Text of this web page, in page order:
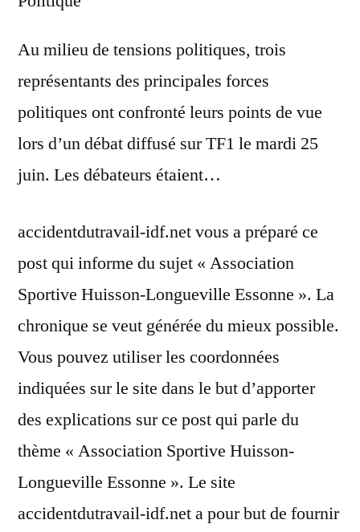
Au milieu de tensions politiques, trois
représentants des principales forces
politiques ont confronté leurs points de vue
lors d’un débat diffusé sur TF1 le mardi 25
juin. Les débateurs étaient…
accidentdutravail-idf.net vous a préparé ce
post qui informe du sujet « Association
Sportive Huisson-Longueville Essonne ». La
chronique se veut générée du mieux possible.
Vous pouvez utiliser les coordonnées
indiquées sur le site dans le but d’apporter
des explications sur ce post qui parle du
thème « Association Sportive Huisson-
Longueville Essonne ». Le site
accidentdutravail-idf.net a pour but de fournir